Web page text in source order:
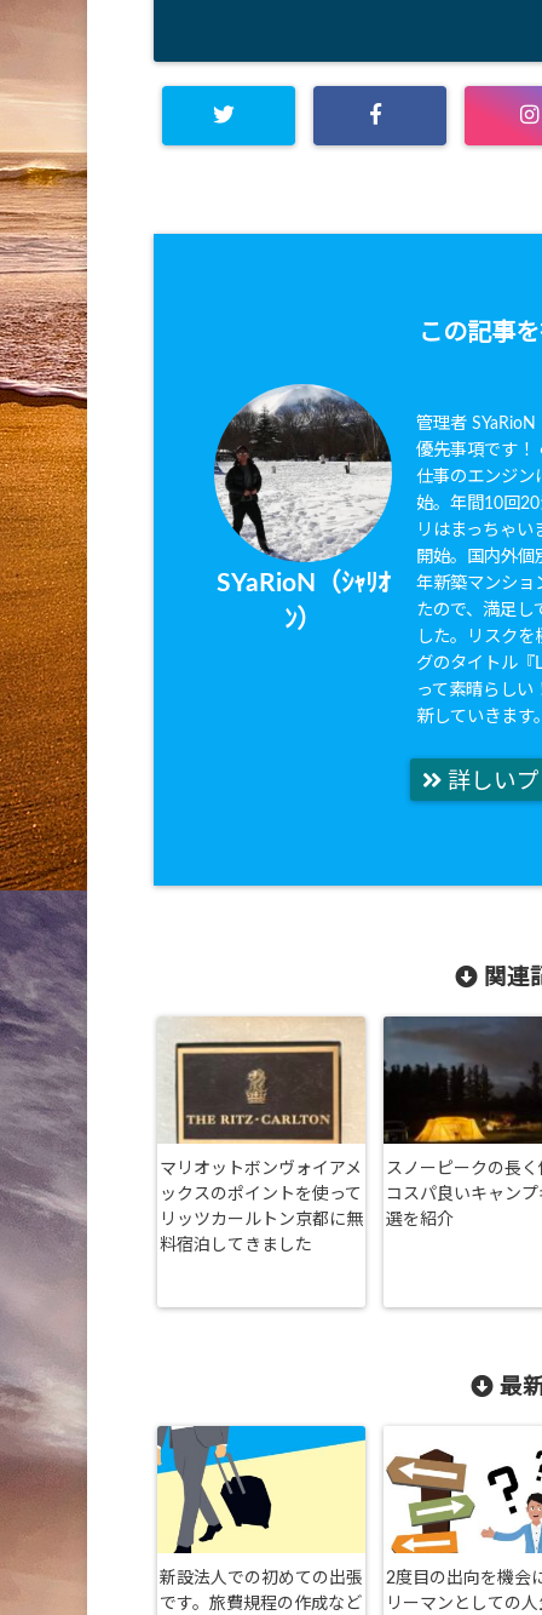
この記事
SYaRioN（ｼｬﾘｵ
ﾝ）
管理者
優先事項です！
仕事のエンジン
始。年間10回
リはまっちゃ
開始。国内外
年新築マンショ
たので、満足し
した。リスク
グのタイトル『
って素晴らしい
新していきます
詳しいプ
関連
マリオットボンヴォイアメ
ックスのポイントを使って
リッツカールトン京都に無
料宿泊してきました
スノーピークの長く
コスパ良いキャン
選を紹介
最
新設法人での初めての出張
です。旅費規程の作成など
2度目の出向を機会
リーマンとしての